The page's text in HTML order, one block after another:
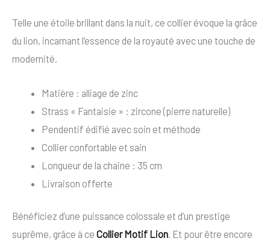
Telle une étoile brillant dans la nuit, ce collier évoque la grâce
du lion, incarnant l’essence de la royauté avec une touche de
modernité.
Matière : alliage de zinc
Strass « Fantaisie » : zircone (pierre naturelle)
Pendentif édifié avec soin et méthode
Collier confortable et sain
Longueur de la chaine : 35 cm
Livraison offerte
Bénéficiez d’une puissance colossale et d’un prestige
suprême, grâce à ce Collier Motif Lion. Et pour être encore